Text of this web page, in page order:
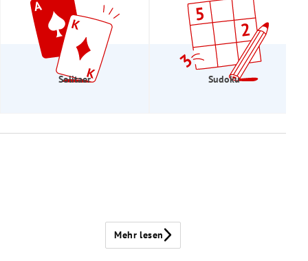
Solitaer Sudoku
Mehr lesen